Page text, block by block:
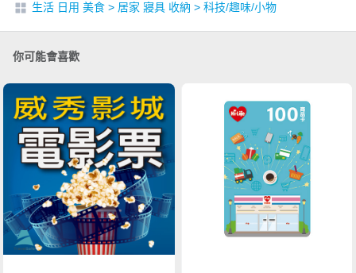
生活 日用 美食 > 居家 寢具 收納 > 科技/趣味/小物
你可能會喜歡